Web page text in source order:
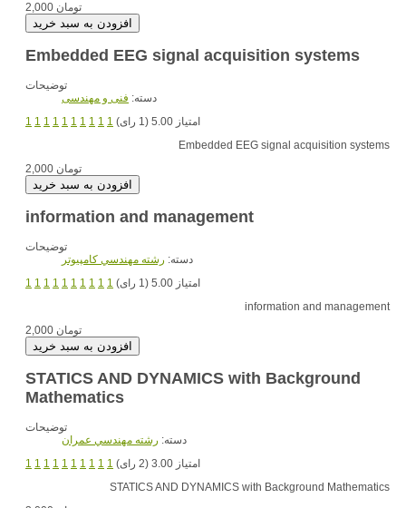
2,000 تومان
Embedded EEG signal acquisition systems
توضیحات
دسته: فنی و مهندسی
1 1 1 1 1 1 1 1 1 1
امتیاز 5.00 (1 رای)
Embedded EEG signal acquisition systems
2,000 تومان
information and management
توضیحات
دسته: رشته مهندسي کامپيوتر
1 1 1 1 1 1 1 1 1 1
امتیاز 5.00 (1 رای)
information and management
2,000 تومان
STATICS AND DYNAMICS with Background
Mathematics
توضیحات
دسته: رشته مهندسي عمران
1 1 1 1 1 1 1 1 1 1
امتیاز 3.00 (2 رای)
STATICS AND DYNAMICS with Background Mathematics